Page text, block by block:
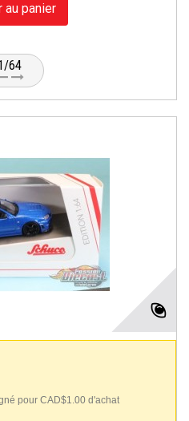
au panier
64
pour CAD$1.00 d'achat